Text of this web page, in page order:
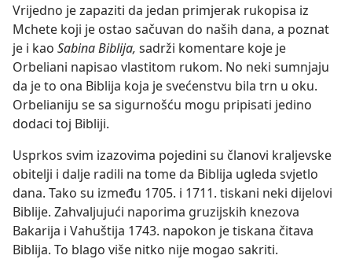
Vrijedno je zapaziti da jedan primjerak rukopisa iz
Mchete koji je ostao sačuvan do naših dana, a poznat
je i kao Sabina Biblija, sadrži komentare koje je
Orbeliani napisao vlastitom rukom. No neki sumnjaju
da je to ona Biblija koja je svećenstvu bila trn u oku.
Orbelianiju se sa sigurnošću mogu pripisati jedino
dodaci toj Bibliji.
Usprkos svim izazovima pojedini su članovi kraljevske
obitelji i dalje radili na tome da Biblija ugleda svjetlo
dana. Tako su između 1705. i 1711. tiskani neki dijelovi
Biblije. Zahvaljujući naporima gruzijskih knezova
Bakarija i Vahuštija 1743. napokon je tiskana čitava
Biblija. To blago više nitko nije mogao sakriti.